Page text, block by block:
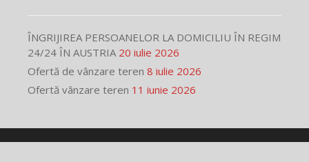
ÎNGRIJIREA PERSOANELOR LA DOMICILIU ÎN REGIM
24/24 ÎN AUSTRIA 20 iulie 2026
Ofertă de vânzare teren 8 iulie 2026
Ofertă vânzare teren 11 iunie 2026